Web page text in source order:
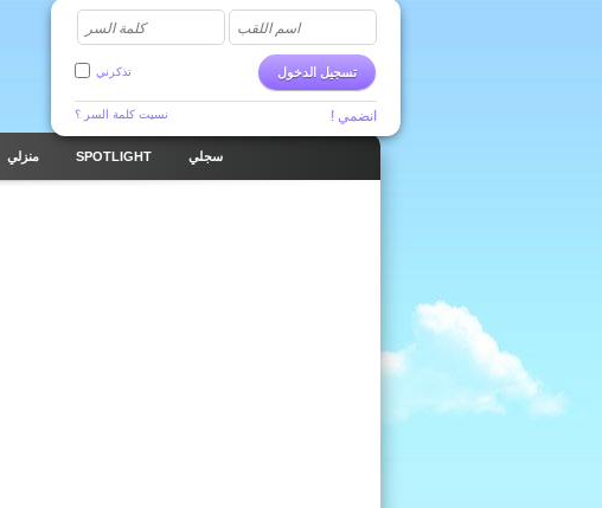
اسم اللقب كلمة السر
تسجيل الدخول تذكرني
نسيت كلمة السر ؟ انضمي !
سجلي SPOTLIGHT منزلي